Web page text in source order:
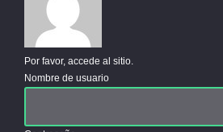
Por favor, accede al sitio.
Nombre de usuario